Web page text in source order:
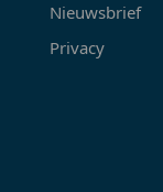
Nieuwsbrief
Privacy